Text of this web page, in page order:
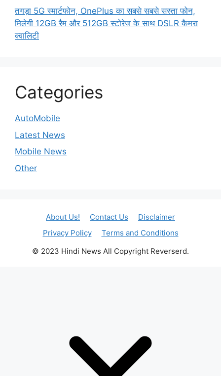
तगड़ा 5G स्मार्टफोन, OnePlus का सबसे सबसे सस्ता फोन,
मिलेगी 12GB रैम और 512GB स्टोरेज के साथ DSLR कैमरा
क्वालिटी
Categories
AutoMobile
Latest News
Mobile News
Other
About Us! Contact Us
Disclaimer
Privacy Policy
Terms and Conditions
© 2023 Hindi News All Copyright Reverserd.